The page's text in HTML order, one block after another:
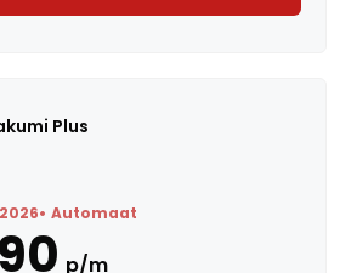
Plus
2026 Automaat
p/m